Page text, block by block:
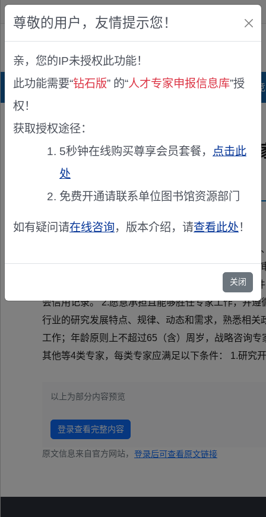
公众版
首页 科研项目库 项目指南库 奖项
关于征集通辽市科技专家库专
发布机构：
各旗县（市、区）科技管理部门，各有关高
建设与管理，充分发挥专家在科技创新决策咨询、
项通知如下： 一、征集要求 （一）入库专家基本
会信用记录。 2.愿意承担且能够胜任专家工作，并
行业的研究发展特点、规律、动态和需求，熟悉相
工作；年龄原则上不超过65（含）周岁，战略咨询
其他等4类专家，每类专家应满足以下条件： 1.研究
以上为部分内容预览
登录查看完整内容
原文信息来自官方网站， 登录后可查看原文链接
尊敬的用户，友情提示您！
亲，您的IP未授权此功能！
此功能需要“钻石版” 的“人才专家申报信息库”授
权！
获取授权途径：
5秒钟在线购买尊享会员套餐， 点击此
处
免费开通请联系单位图书馆资源部门
如有疑问请在线咨询，版本介绍，请查看此处！
关闭